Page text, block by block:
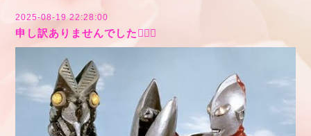
2025-08-19 22:28:00
申し訳ありませんでした🙇🏻‍♂️